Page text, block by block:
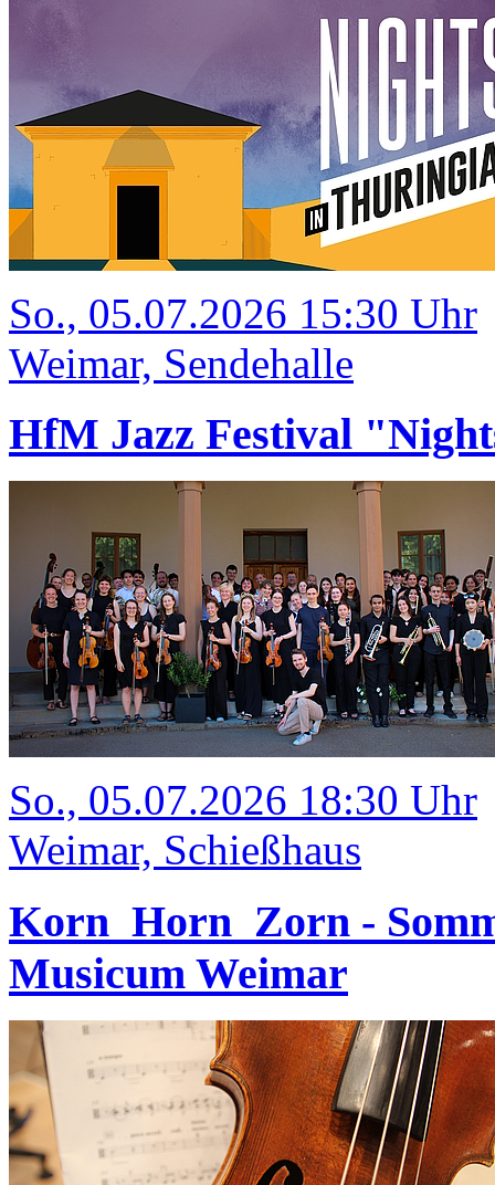
So., 05.07.2026 15:30 Uhr
Weimar, Sendehalle
HfM Jazz Festival
So., 05.07.2026 18:30 Uhr
Weimar, Schießhaus
Korn_Horn_Zorn -
Musicum Weimar